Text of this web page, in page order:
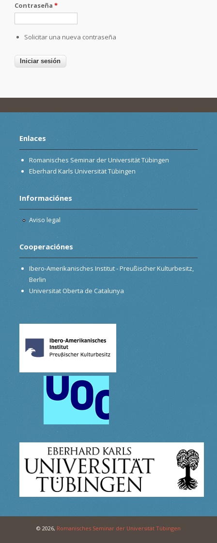
Contraseña *
Solicitar una nueva contraseña
Enlaces
Romanisches Seminar der Universität Tübingen
Eberhard Karls Universität Tübingen
Informaciónes
Aviso legal
Cooperaciónes
Ibero-Amerikanisches Institut - Preußischer Kulturbesitz,
Berlin
Universitat Oberta de Catalunya
© 2026, Romanisches Seminar der Universität Tübingen